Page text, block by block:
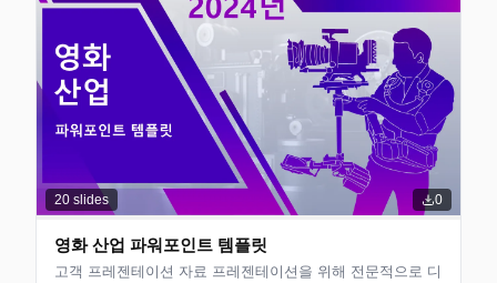
20 slides 0
영화 산업 파워포인트 템플릿
고객 프레젠테이션 자료 프레젠테이션을 위해 전문적으로 디